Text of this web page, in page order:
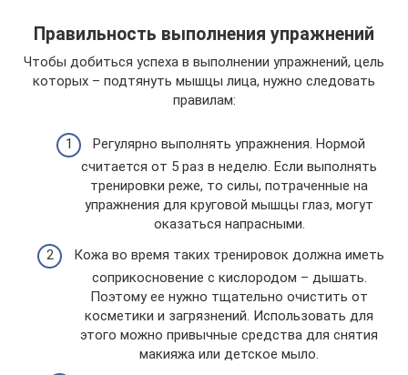
Правильность выполнения упражнений
Чтобы добиться успеха в выполнении упражнений, цель
которых – подтянуть мышцы лица, нужно следовать
правилам:
Регулярно выполнять упражнения. Нормой
считается от 5 раз в неделю. Если выполнять
тренировки реже, то силы, потраченные на
упражнения для круговой мышцы глаз, могут
оказаться напрасными.
Кожа во время таких тренировок должна иметь
соприкосновение с кислородом – дышать.
Поэтому ее нужно тщательно очистить от
косметики и загрязнений. Использовать для
этого можно привычные средства для снятия
макияжа или детское мыло.